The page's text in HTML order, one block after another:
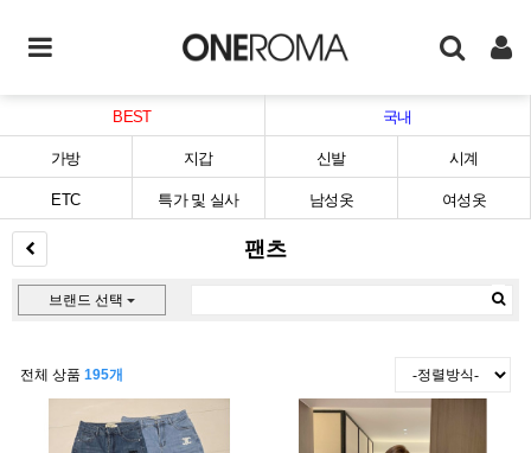
BEST 국내
가방 지갑 신발 시계
ETC 특가 및 실사 남성옷 여성옷
팬츠
브랜드 선택
전체 상품 195개